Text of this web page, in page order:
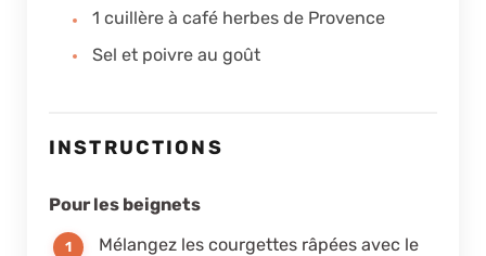
1 cuillère à café herbes de Provence
Sel et poivre au goût
INSTRUCTIONS
Pour les beignets
Mélangez les courgettes râpées avec le